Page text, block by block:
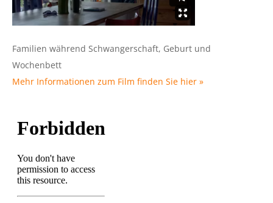
Familien während Schwangerschaft, Geburt und
Wochenbett
Mehr Informationen zum Film finden Sie hier »